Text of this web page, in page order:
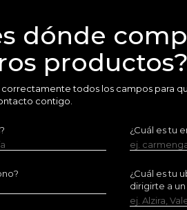
dónde
productos?
todos los campos para
contigo.
¿Cuál es tu
ej.
¿Cuál es tu
dirigirte a
ej. Alzira,